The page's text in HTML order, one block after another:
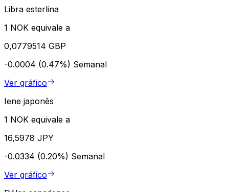
Libra esterlina
1 NOK equivale a
0,0779514 GBP
-0.0004 (0.47%) Semanal
Ver gráfico
Iene japonês
1 NOK equivale a
16,5978 JPY
-0.0334 (0.20%) Semanal
Ver gráfico